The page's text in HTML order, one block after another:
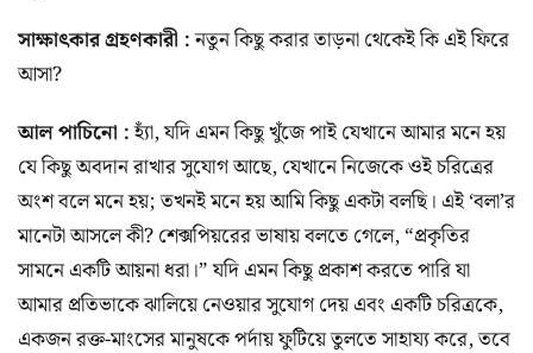
সাক্ষাৎকার গ্রহণকারী :নতুন কিছু করার তাড়না থেকেই কি এই ফিরে
আসা?
আল পাচিনো :হ্যাঁ, যদি এমন কিছু খুঁজে পাই যেখানে আমার মনে হয়
যে কিছু অবদান রাখার সুযোগ আছে, যেখানে নিজেকে ওই চরিত্রের
অংশ বলে মনে হয়; তখনই মনে হয় আমি কিছু একটা বলছি। এই ‘বলা’র
মানেটা আসলে কী? শেক্সপিয়রের ভাষায় বলতে গেলে, “প্রকৃতির
সামনে একটি আয়না ধরা।” যদি এমন কিছু প্রকাশ করতে পারি যা
আমার প্রতিভাকে ঝালিয়ে নেওয়ার সুযোগ দেয় এবং একটি চরিত্রকে,
একজন রক্ত-মাংসের মানুষকে পর্দায় ফুটিয়ে তুলতে সাহায্য করে, তবে